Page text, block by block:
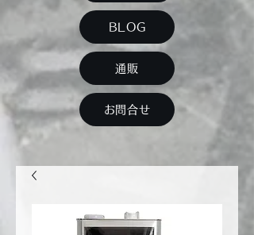
BLOG
通販
お問合せ